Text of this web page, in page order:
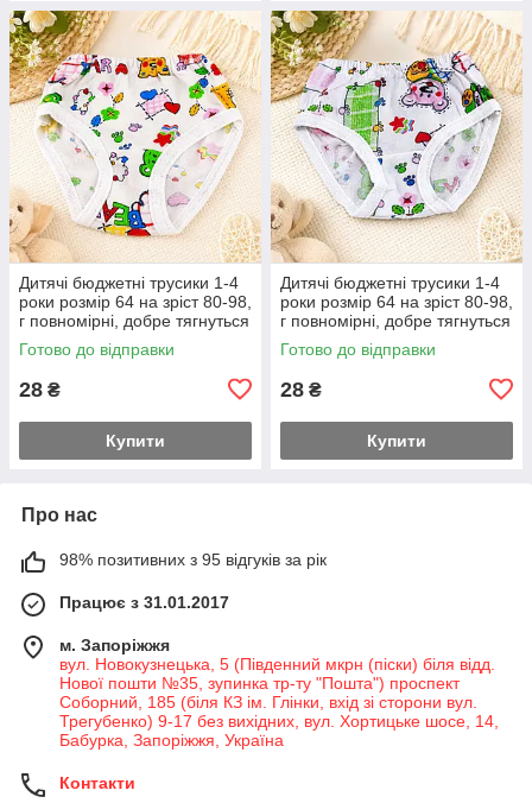
Дитячі бюджетні трусики 1-4
роки розмір 64 на зріст 80-98,
г повномірні, добре тягнуться
Готово до відправки
28 ₴
Купити
Дитячі бюджетні трусики 1-4
роки розмір 64 на зріст 80-98,
г повномірні, добре тягнуться
Готово до відправки
28 ₴
Купити
Про нас
98% позитивних з 95 відгуків за рік
Працює з 31.01.2017
м. Запоріжжя
вул. Новокузнецька, 5 (Південний мкрн (піски) біля відд.
Нової пошти №35, зупинка тр-ту "Пошта") проспект
Соборний, 185 (біля КЗ ім. Глінки, вхід зі сторони вул.
Трегубенко) 9-17 без вихідних, вул. Хортицьке шосе, 14,
Бабурка, Запоріжжя, Україна
Контакти